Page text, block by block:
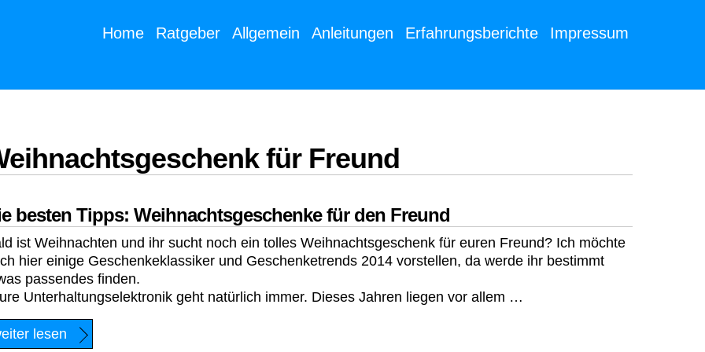
Home Ratgeber Allgemein Anleitungen Erfahrungsberichte Impressum
für Freund
besten Tipps: Weihnachtsgeschenke für den Freund
ist Weihnachten und ihr sucht noch ein tolles Weihnachtsgeschenk für euren Freund? Ich möchte
hier einige Geschenkeklassiker und Geschenketrends 2014 vorstellen, da werde ihr bestimmt
passendes finden.
Unterhaltungselektronik geht natürlich immer. Dieses Jahren liegen vor allem …
lesen